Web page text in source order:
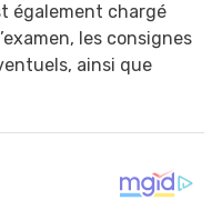
également chargé
les consignes
ainsi que